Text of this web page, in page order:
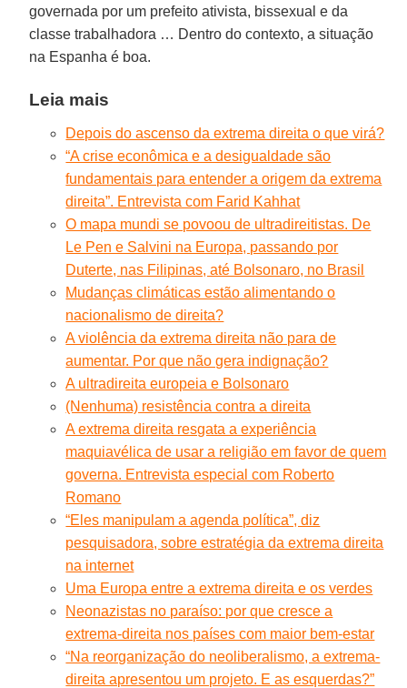
governada por um prefeito ativista, bissexual e da
classe trabalhadora … Dentro do contexto, a situação
na Espanha é boa.
Leia mais
Depois do ascenso da extrema direita o que virá?
“A crise econômica e a desigualdade são
fundamentais para entender a origem da extrema
direita”. Entrevista com Farid Kahhat
O mapa mundi se povoou de ultradireitistas. De
Le Pen e Salvini na Europa, passando por
Duterte, nas Filipinas, até Bolsonaro, no Brasil
Mudanças climáticas estão alimentando o
nacionalismo de direita?
A violência da extrema direita não para de
aumentar. Por que não gera indignação?
A ultradireita europeia e Bolsonaro
(Nenhuma) resistência contra a direita
A extrema direita resgata a experiência
maquiavélica de usar a religião em favor de quem
governa. Entrevista especial com Roberto
Romano
“Eles manipulam a agenda política”, diz
pesquisadora, sobre estratégia da extrema direita
na internet
Uma Europa entre a extrema direita e os verdes
Neonazistas no paraíso: por que cresce a
extrema-direita nos países com maior bem-estar
“Na reorganização do neoliberalismo, a extrema-
direita apresentou um projeto. E as esquerdas?”